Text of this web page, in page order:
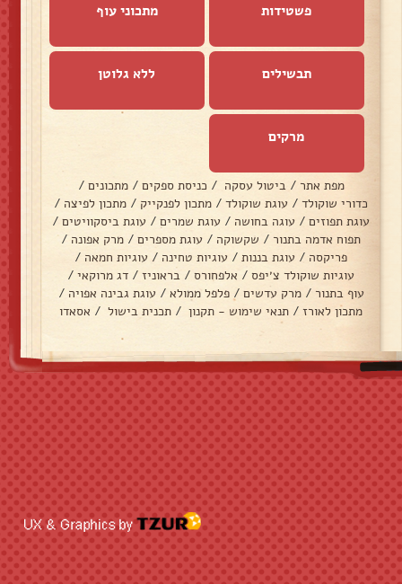
פשטידות מתכוני עוף
תבשילים ללא גלוטן
מרקים
מפת אתר / ביטול עסקה / כניסת ספקים / מתכונים /
כדורי שוקולד / עוגת שוקולד / מתכון לפנקייק / מתכון לפיצה /
עוגת תפוזים / עוגה בחושה / עוגת שמרים / עוגת ביסקוויטים /
תפוח אדמה בתנור / שקשוקה / עוגת מספרים / מרק אפונה /
פריקסה / עוגת בננות / עוגיות טחינה / עוגיות חמאה /
עוגיות שוקולד צ׳יפס / אלפחורס / בראוניז / דג מרוקאי /
עוף בתנור / מרק עדשים / פלפל ממולא / עוגת גבינה אפויה /
מתכון לאורז / תנאי שימוש - תקנון / תכנית בישול / אסאדו